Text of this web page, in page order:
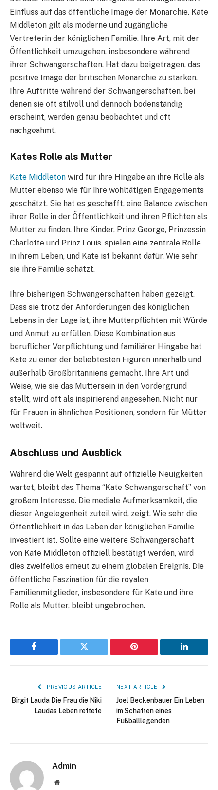
Einfluss auf das öffentliche Image der Monarchie. Kate
Middleton gilt als moderne und zugängliche
Vertreterin der königlichen Familie. Ihre Art, mit der
Öffentlichkeit umzugehen, insbesondere während
ihrer Schwangerschaften. Hat dazu beigetragen, das
positive Image der britischen Monarchie zu stärken.
Ihre Auftritte während der Schwangerschaften, bei
denen sie oft stilvoll und dennoch bodenständig
erscheint, werden genau beobachtet und oft
nachgeahmt.
Kates Rolle als Mutter
Kate Middleton wird für ihre Hingabe an ihre Rolle als
Mutter ebenso wie für ihre wohltätigen Engagements
geschätzt. Sie hat es geschafft, eine Balance zwischen
ihrer Rolle in der Öffentlichkeit und ihren Pflichten als
Mutter zu finden. Ihre Kinder, Prinz George, Prinzessin
Charlotte und Prinz Louis, spielen eine zentrale Rolle
in ihrem Leben, und Kate ist bekannt dafür. Wie sehr
sie ihre Familie schätzt.
Ihre bisherigen Schwangerschaften haben gezeigt.
Dass sie trotz der Anforderungen des königlichen
Lebens in der Lage ist, ihre Mutterpflichten mit Würde
und Anmut zu erfüllen. Diese Kombination aus
beruflicher Verpflichtung und familiärer Hingabe hat
Kate zu einer der beliebtesten Figuren innerhalb und
außerhalb Großbritanniens gemacht. Ihre Art und
Weise, wie sie das Muttersein in den Vordergrund
stellt, wird oft als inspirierend angesehen. Nicht nur
für Frauen in ähnlichen Positionen, sondern für Mütter
weltweit.
Abschluss und Ausblick
Während die Welt gespannt auf offizielle Neuigkeiten
wartet, bleibt das Thema “Kate Schwangerschaft” von
großem Interesse. Die mediale Aufmerksamkeit, die
dieser Angelegenheit zuteil wird, zeigt. Wie sehr die
Öffentlichkeit in das Leben der königlichen Familie
investiert ist. Sollte eine weitere Schwangerschaft
von Kate Middleton offiziell bestätigt werden, wird
dies zweifellos erneut zu einem globalen Ereignis. Die
öffentliche Faszination für die royalen
Familienmitglieder, insbesondere für Kate und ihre
Rolle als Mutter, bleibt ungebrochen.
Facebook Twitter Pinterest LinkedIn
PREVIOUS ARTICLE
Birgit Lauda Die Frau die Niki
Laudas Leben rettete
NEXT ARTICLE
Joel Beckenbauer Ein Leben
im Schatten eines
Fußballlegenden
Admin
Website